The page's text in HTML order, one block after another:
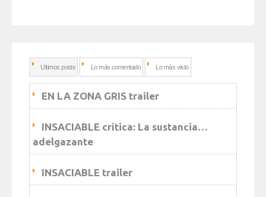
Ultimos posts Lo más comentado Lo más visto
EN LA ZONA GRIS trailer
INSACIABLE crítica: La sustancia…
adelgazante
INSACIABLE trailer